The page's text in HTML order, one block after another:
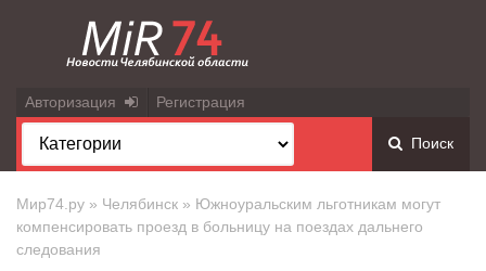
Авторизация Регистрация
Поиск
Мир74.ру » Челябинск » Южноуральским льготникам могут
компенсировать проезд в больницу на поездах дальнего
следования